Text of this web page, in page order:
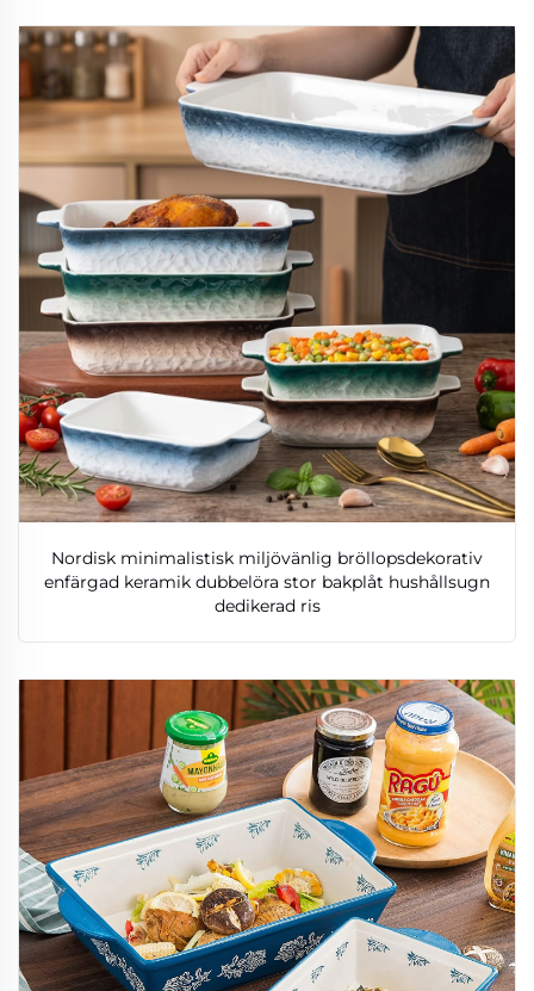
Nordisk minimalistisk miljövänlig bröllopsdekorativ
enfärgad keramik dubbelöra stor bakplåt hushållsugn
dedikerad ris